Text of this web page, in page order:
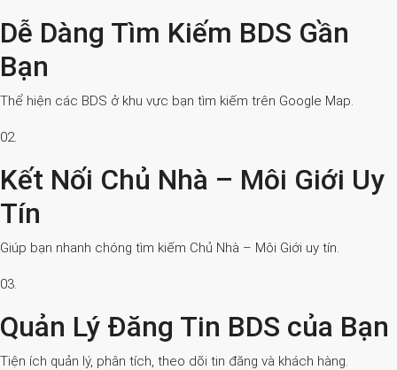
Dễ Dàng Tìm Kiếm BDS Gần
Bạn
Thể hiện các BDS ở khu vực bạn tìm kiếm trên Google Map.
02.
Kết Nối Chủ Nhà – Môi Giới Uy
Tín
Giúp bạn nhanh chóng tìm kiếm Chủ Nhà – Môi Giới uy tín.
03.
Quản Lý Đăng Tin BDS của Bạn
Tiện ích quản lý, phân tích, theo dõi tin đăng và khách hàng.